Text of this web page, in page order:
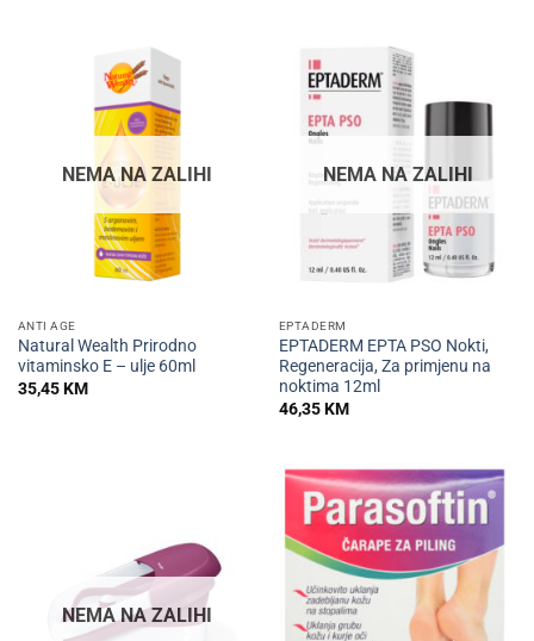
NEMA NA ZALIHI
ANTI AGE
Natural Wealth Prirodno
vitaminsko E – ulje 60ml
35,45KM
NEMA NA ZALIHI
EPTADERM
EPTADERM EPTA PSO Nokti,
Regeneracija, Za primjenu na
noktima 12ml
46,35KM
NEMA NA ZALIHI